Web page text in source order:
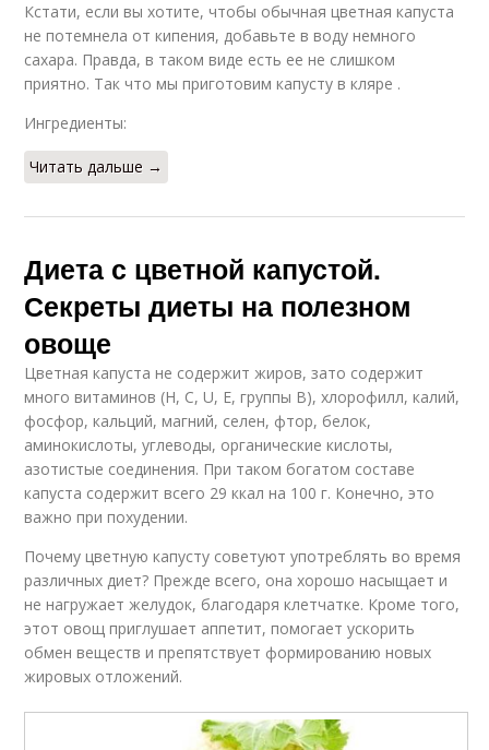
Кстати, если вы хотите, чтобы обычная цветная капуста
не потемнела от кипения, добавьте в воду немного
сахара. Правда, в таком виде есть ее не слишком
приятно. Так что мы приготовим капусту в кляре .
Ингредиенты:
Читать дальше →
Диета с цветной капустой.
Секреты диеты на полезном
овоще
Цветная капуста не содержит жиров, зато содержит
много витаминов (Н, С, U, Е, группы В), хлорофилл, калий,
фосфор, кальций, магний, селен, фтор, белок,
аминокислоты, углеводы, органические кислоты,
азотистые соединения. При таком богатом составе
капуста содержит всего 29 ккал на 100 г. Конечно, это
важно при похудении.
Почему цветную капусту советуют употреблять во время
различных диет? Прежде всего, она хорошо насыщает и
не нагружает желудок, благодаря клетчатке. Кроме того,
этот овощ приглушает аппетит, помогает ускорить
обмен веществ и препятствует формированию новых
жировых отложений.